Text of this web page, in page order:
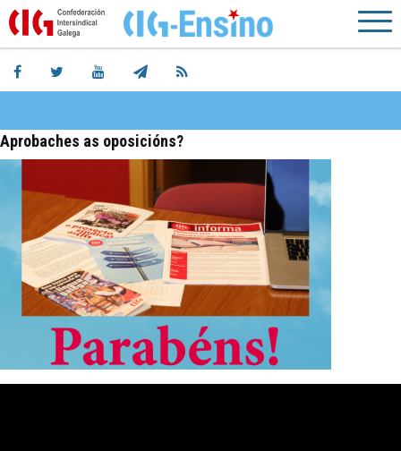
Aprobaches as oposicións?